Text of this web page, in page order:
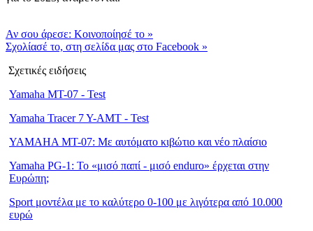
Αν σου άρεσε: Κοινοποίησέ το »
Σχολίασέ το, στη σελίδα μας στο Facebook »
Σχετικές ειδήσεις
Yamaha MT-07 - Test
Yamaha Tracer 7 Y-AMT - Test
YAMAHA MT-07: Με αυτόματο κιβώτιο και νέο πλαίσιο
Yamaha PG-1: Το «μισό παπί - μισό enduro» έρχεται στην
Ευρώπη;
Sport μοντέλα με το καλύτερο 0-100 με λιγότερα από 10.000
ευρώ